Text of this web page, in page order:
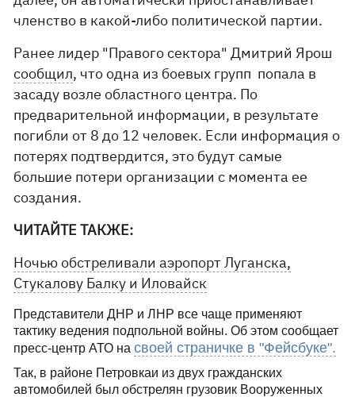
членство в какой-либо политической партии.
Ранее лидер "Правого сектора" Дмитрий Ярош
сообщил, что одна из боевых групп попала в
засаду возле областного центра. По
предварительной информации, в результате
погибли от 8 до 12 человек. Если информация о
потерях подтвердится, это будут самые
большие потери организации с момента ее
создания.
ЧИТАЙТЕ ТАКЖЕ:
Ночью обстреливали аэропорт Луганска,
Стукалову Балку и Иловайск
Представители ДНР и ЛНР все чаще применяют
тактику ведения подпольной войны. Об этом сообщает
пресс-центр АТО насвоей страничке в "Фейсбуке".
Так, в районе Петровкаи из двух гражданских
автомобилей был обстрелян грузовик Вооруженных